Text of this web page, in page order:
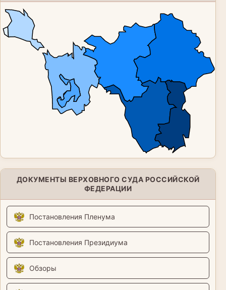
ДОКУМЕНТЫ ВЕРХОВНОГО СУДА РОССИЙСКОЙ
ФЕДЕРАЦИИ
Постановления Пленума
Постановления Президиума
Обзоры